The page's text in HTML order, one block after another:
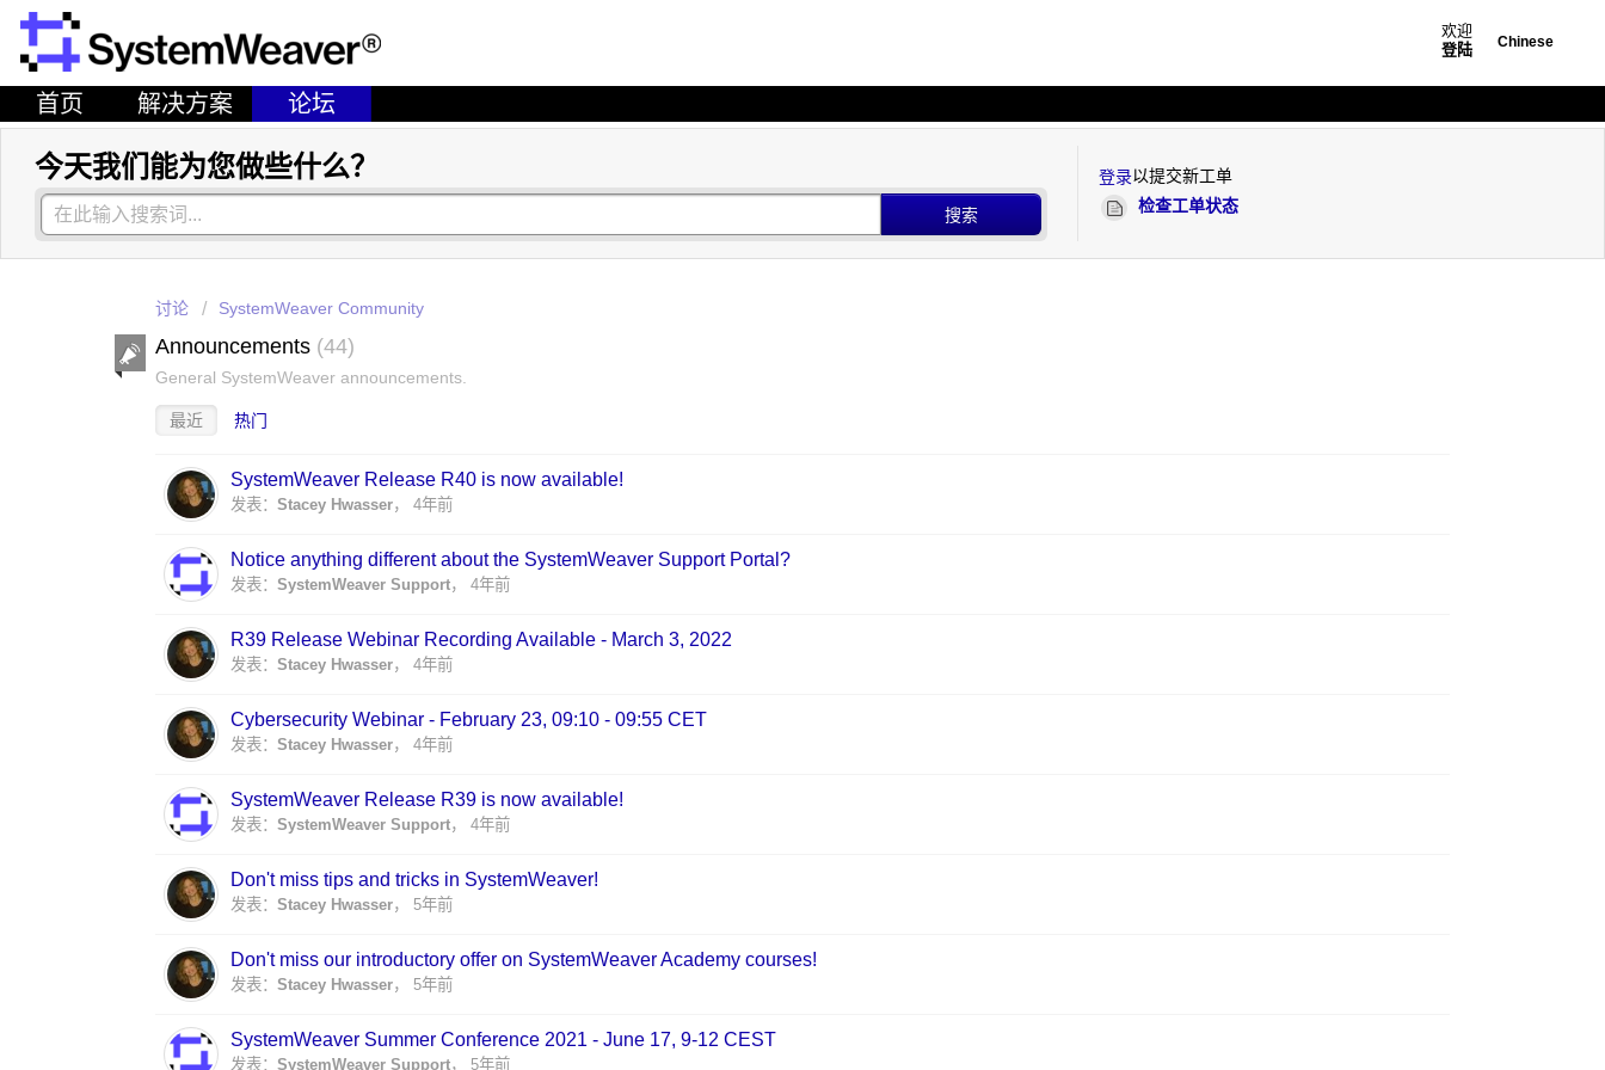
Chinese
欢迎
登陆
首页 解决方案 论坛
今天我们能为您做些什么？
搜索
登录以提交新工单
检查工单状态
讨论 SystemWeaver Community
Announcements 44
General SystemWeaver announcements.
最近 热门
SystemWeaver Release R40 is now available!
发表： Stacey Hwasser， 4年前
Notice anything different about the SystemWeaver Support Portal?
发表： SystemWeaver Support， 4年前
R39 Release Webinar Recording Available - March 3, 2022
发表： Stacey Hwasser， 4年前
Cybersecurity Webinar - February 23, 09:10 - 09:55 CET
发表： Stacey Hwasser， 4年前
SystemWeaver Release R39 is now available!
发表： SystemWeaver Support， 4年前
Don't miss tips and tricks in SystemWeaver!
发表： Stacey Hwasser， 5年前
Don't miss our introductory offer on SystemWeaver Academy courses!
发表： Stacey Hwasser， 5年前
SystemWeaver Summer Conference 2021 - June 17, 9-12 CEST
发表： SystemWeaver Support， 5年前